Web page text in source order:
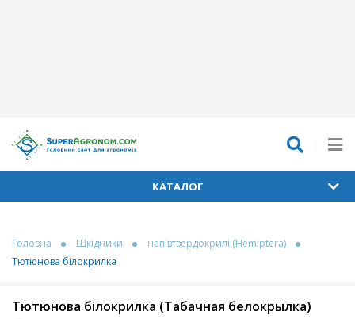
КАТАЛОГ
Головна Шкідники
напівтвердокрилі (Hemiptera)
Тютюнова білокрилка
Тютюнова білокрилка (Табачная белокрылка)